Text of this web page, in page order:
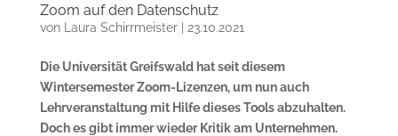
Zoom auf den Datenschutz
von Laura Schirrmeister| 23.10.2021
Die Universität Greifswald hat seit diesem
Wintersemester Zoom-Lizenzen, um nun auch
Lehrveranstaltung mit Hilfe dieses Tools abzuhalten.
Doch es gibt immer wieder Kritik am Unternehmen.